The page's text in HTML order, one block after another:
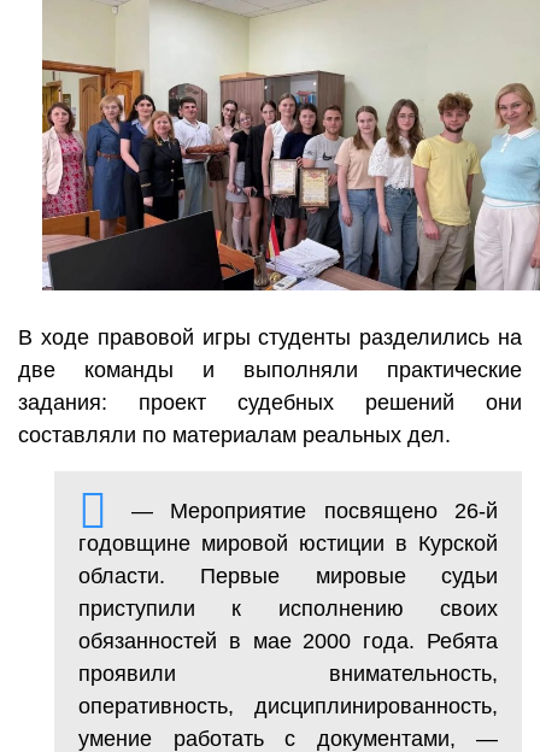
В ходе правовой игры студенты разделились на
две команды и выполняли практические
задания: проект судебных решений они
составляли по материалам реальных дел.
— Мероприятие посвящено 26-й
годовщине мировой юстиции в Курской
области. Первые мировые судьи
приступили к исполнению своих
обязанностей в мае 2000 года. Ребята
проявили внимательность,
оперативность, дисциплинированность,
умение работать с документами, —